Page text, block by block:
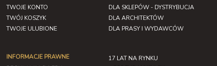
TWOJE KONTO
TWÓJ KOSZYK
TWOJE ULUBIONE
INFORMACJE PRAWNE
DLA SKLEPÓW - DYSTRYBUCJA
DLA ARCHITEKTÓW
DLA PRASY I WYDAWCÓW
17 LAT NA RYNKU